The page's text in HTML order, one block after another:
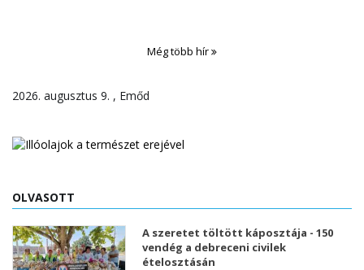
Még több hír
2026. augusztus 9. , Emőd
OLVASOTT
A szeretet töltött káposztája - 150
vendég a debreceni civilek
ételosztásán